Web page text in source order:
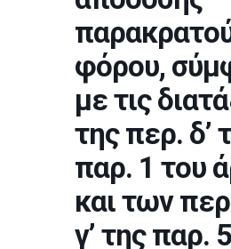
φόρου,
με τις
της περ. δ’
παρ. 1 του
και των
γ’ της παρ.